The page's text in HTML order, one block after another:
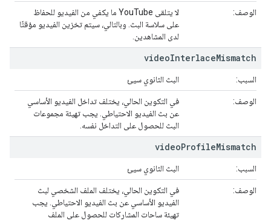
الوصف:
لا يتلقى YouTube ما يكفي من الفيديو للحفاظ
على سلاسة البث. وبالتالي، سيتم تخزين الفيديو مؤقتًا
لدى المشاهدين.
videoInterlaceMismatch
السبب: البث الثانوي سيئ
الوصف:
في التكوين الحالي، يختلف تداخل الفيديو الأساسي
عن بث الفيديو الاحتياطي. يجب تهيئة مجموعات
البث للحصول على التداخل نفسه.
videoProfileMismatch
السبب: البث الثانوي سيئ
الوصف:
في التكوين الحالي، يختلف الملف الشخصي لبث
الفيديو الأساسي عن بث الفيديو الاحتياطي. يجب
تهيئة ساحات المشاركات للحصول على الملف